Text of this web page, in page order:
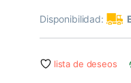
Disponibilidad:
lista de deseos